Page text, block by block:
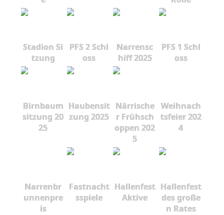
Stadion Si
tzung
PFS 2 Schl
oss
Narrensc
hiff 2025
PFS 1 Schl
oss
Birnbaum
sitzung 20
25
Haubensit
zung 2025
Närrische
r Frühsch
oppen 202
5
Weihnach
tsfeier 202
4
Narrenbr
unnenpre
is
Fastnacht
sspiele
Hallenfest
Aktive
Hallenfest
des große
n Rates